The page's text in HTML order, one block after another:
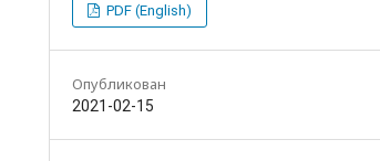
PDF (English)
Опубликован
2021-02-15